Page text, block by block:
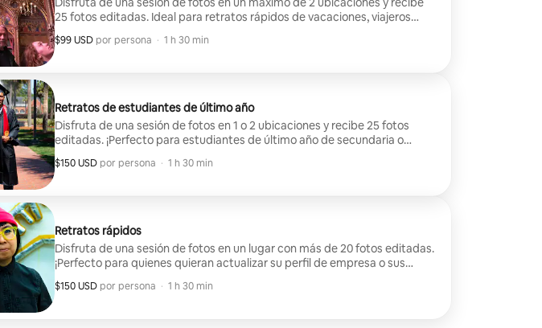
25 fotos editadas. Ideal para retratos rápidos de vacaciones, viajeros
solitarios, parejas y blogueros de viajes.
$99 USD por persona
$99 USD por huésped
, · 1 h 30 min
Retratos de estudiantes de último año
Disfruta de una sesión de fotos en 1 o 2 ubicaciones y recibe 25 fotos
editadas. ¡Perfecto para estudiantes de último año de secundaria o
universitarios que quieran celebrar su graduación!
$150 USD por persona
$150 USD por huésped
, · 1 h 30 min
Retratos rápidos
Disfruta de una sesión de fotos en un lugar con más de 20 fotos editadas.
¡Perfecto para quienes quieran actualizar su perfil de empresa o sus
$150 USD por persona
$150 USD por huésped
, · 1 h 30 min